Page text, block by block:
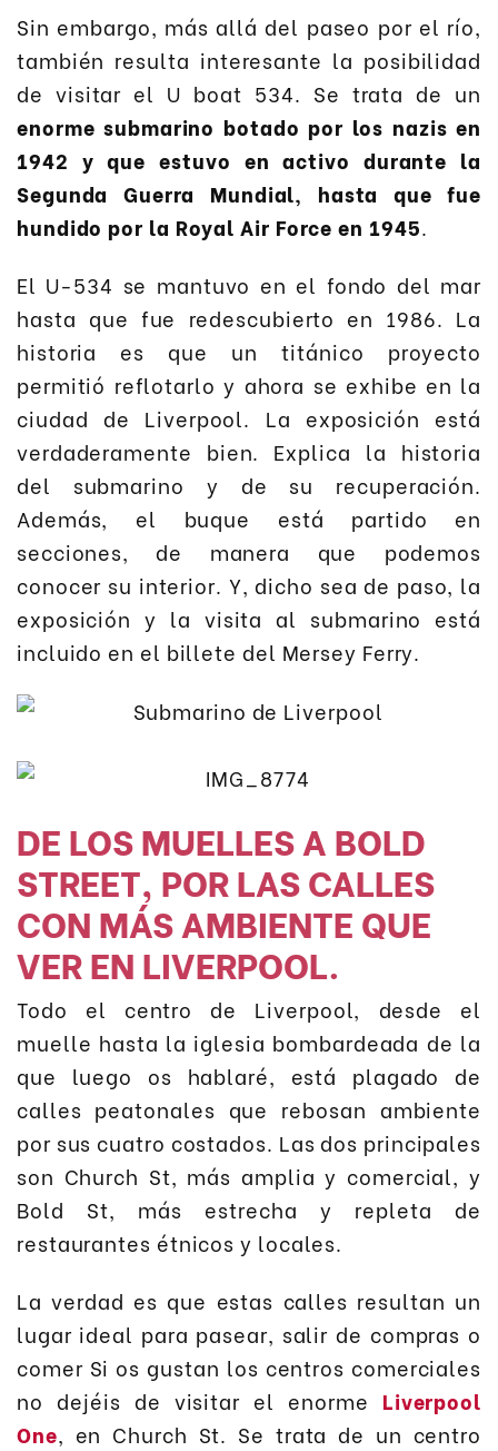
Sin embargo, más allá del paseo por el río,
también resulta interesante la posibilidad
de visitar el U boat 534. Se trata de un
enorme submarino botado por los nazis en
1942 y que estuvo en activo durante la
Segunda Guerra Mundial, hasta que fue
hundido por la Royal Air Force en 1945.
El U-534 se mantuvo en el fondo del mar
hasta que fue redescubierto en 1986. La
historia es que un titánico proyecto
permitió reflotarlo y ahora se exhibe en la
ciudad de Liverpool. La exposición está
verdaderamente bien. Explica la historia
del submarino y de su recuperación.
Además, el buque está partido en
secciones, de manera que podemos
conocer su interior. Y, dicho sea de paso, la
exposición y la visita al submarino está
incluido en el billete del Mersey Ferry.
DE LOS MUELLES A BOLD
STREET, POR LAS CALLES
CON MÁS AMBIENTE QUE
VER EN LIVERPOOL.
Todo el centro de Liverpool, desde el
muelle hasta la iglesia bombardeada de la
que luego os hablaré, está plagado de
calles peatonales que rebosan ambiente
por sus cuatro costados. Las dos principales
son Church St, más amplia y comercial, y
Bold St, más estrecha y repleta de
restaurantes étnicos y locales.
La verdad es que estas calles resultan un
lugar ideal para pasear, salir de compras o
comer Si os gustan los centros comerciales
no dejéis de visitar el enorme Liverpool
One, en Church St. Se trata de un centro